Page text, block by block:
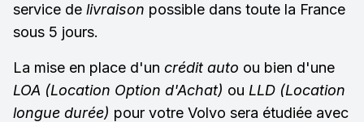
service de livraison possible dans toute la France
sous 5 jours.
La mise en place d'un crédit auto ou bien d'une
LOA (Location Option d'Achat) ou LLD (Location
longue durée) pour votre Volvo sera étudiée avec